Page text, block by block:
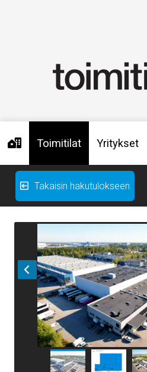
Toimitilat Yritykset
Takaisin hakutulokseen